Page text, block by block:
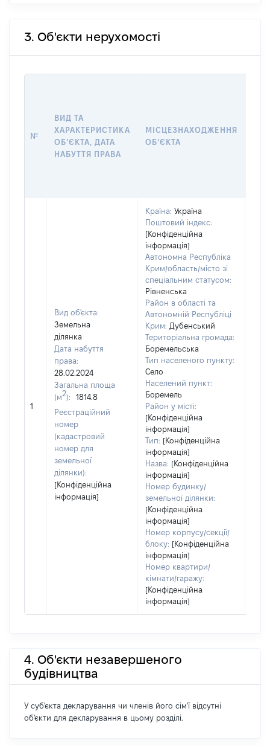
3. Об'єкти нерухомості
№
ВИД ТА
ХАРАКТЕРИСТИКА
ОБʼЄКТА, ДАТА
НАБУТТЯ ПРАВА
МІСЦЕЗНАХОДЖЕННЯ
ОБʼЄКТА
1
Вид об'єкта:
Земельна
ділянка
Дата набуття
права:
28.02.2024
Загальна площа
(м2):
1814.8
Реєстраційний
номер
(кадастровий
номер для
земельної
ділянки):
[Конфіденційна
інформація]
Країна: Україна
Поштовий індекс:
[Конфіденційна
інформація]
Автономна Республіка
Крим/область/місто зі
спеціальним статусом:
Рівненська
Район в області та
Автономній Республіці
Крим: Дубенський
Територіальна громада:
Боремельська
Тип населеного пункту:
Село
Населений пункт:
Боремель
Район у місті:
[Конфіденційна
інформація]
Тип: [Конфіденційна
інформація]
Назва: [Конфіденційна
інформація]
Номер будинку/
земельної ділянки:
[Конфіденційна
інформація]
Номер корпусу/секції/
блоку: [Конфіденційна
інформація]
Номер квартири/
кімнати/гаражу:
[Конфіденційна
інформація]
4. Об'єкти незавершеного
будівництва
У суб'єкта декларування чи членів його сім'ї відсутні
об'єкти для декларування в цьому розділі.